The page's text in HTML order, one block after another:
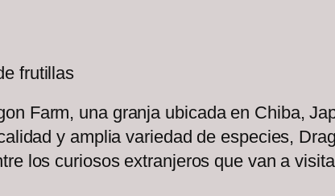
frutillas
Farm, una granja ubicada en Chiba,
y amplia variedad de especies,
los curiosos extranjeros que van a